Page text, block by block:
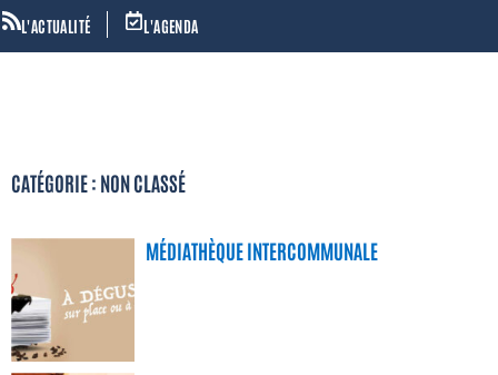
L'ACTUALITÉ L'AGENDA
CATÉGORIE : NON CLASSÉ
MÉDIATHÈQUE INTERCOMMUNALE